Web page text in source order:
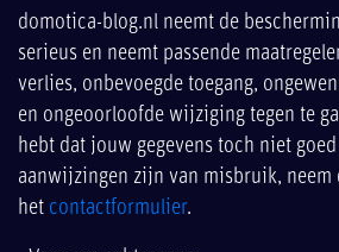
domotica-blog.nl neemt de
serieus en neemt passende
verlies, onbevoegde toegang,
en ongeoorloofde wijziging tegen te
hebt dat jouw gegevens toch niet
aanwijzingen zijn van misbruik, neem
het contactformulier.